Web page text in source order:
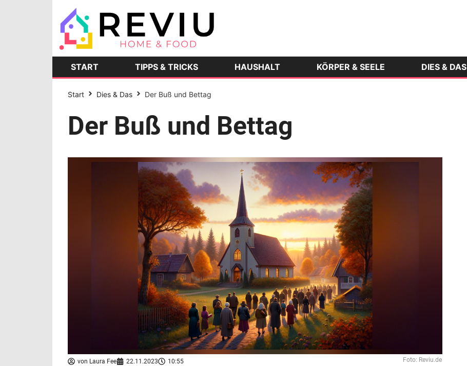
START TIPPS & TRICKS HAUSHALT KÖRPER & SEELE DIES & DAS
Start Dies & Das Der Buß und Bettag
Der Buß und Bettag
von Laura Fee 22.11.2023 10:55 Foto: Reviu.de